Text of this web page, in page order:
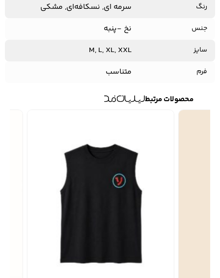
رنگ سرمه ای, نسکافه‌‌ای, مشکی
جنس نخ -پنبه
سایز M, L, XL, XXL
فرم متناسب
محصولات مرتبط